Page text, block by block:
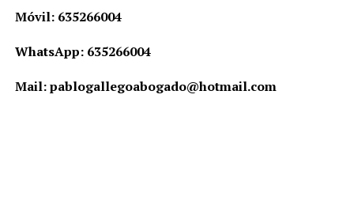
Móvil: 635266004
WhatsApp: 635266004
Mail: pablogallegoabogado@hotmail.com